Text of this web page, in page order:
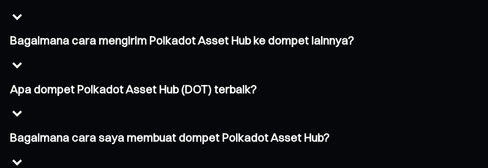
Bagaimana cara mengirim Polkadot Asset Hub ke dompet lainnya?
Apa dompet Polkadot Asset Hub (DOT) terbaik?
Bagaimana cara saya membuat dompet Polkadot Asset Hub?